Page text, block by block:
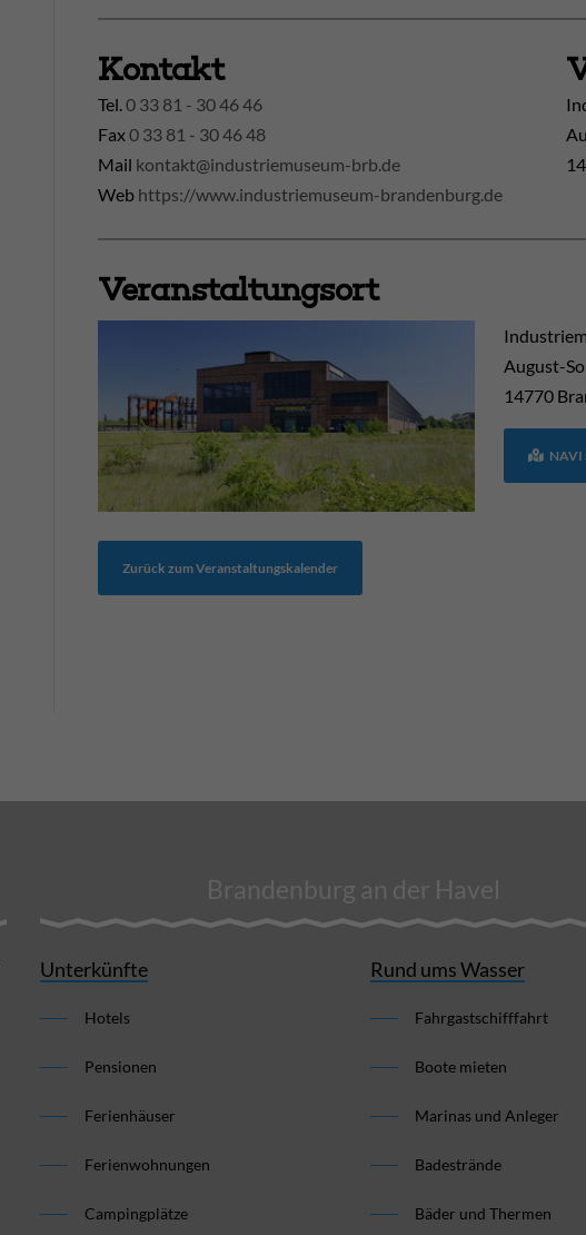
Kontakt
Tel. 0 33 81 - 30 46 46
Fax0 33 81 - 30 46 48
Mail kontakt@industriemuseum-brb.de
Web https://www.industriemuseum-brandenburg.de
Veranstaltungsort
August-
14770
NAVI
Zurück zum Veranstaltungskalender
Brandenburg an der Havel
Unterkünfte
Hotels
Pensionen
Ferienhäuser
Ferienwohnungen
Campingplätze
Rund ums Wasser
Fahrgastschifffahrt
Boote mieten
Marinas und Anleger
Badestrände
Bäder und Thermen